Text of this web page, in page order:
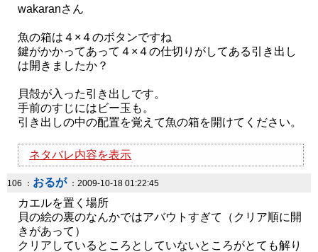
wakaranさん
魚の箱は４×４のボタンですね
鍵がかかってあって４×４の仕切りがしてある引き出し
は開きましたか？
貝殻が入った引き出しです。
手前のすじにはビー玉も。
引き出しの中の配置を覚えて魚の箱を開けてください。
ネタバレ内容を表示
106 ： おるが：2009-10-18 01:22:45
カエルを置く場所
貝の絵の裏のなんかではアバウトすぎて（クリア順に開
きがあって）
クリアしているところとしていないところがとても解り